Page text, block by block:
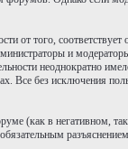
того, соответствует
и
неоднократно
Все без исключения
(как в негативном,